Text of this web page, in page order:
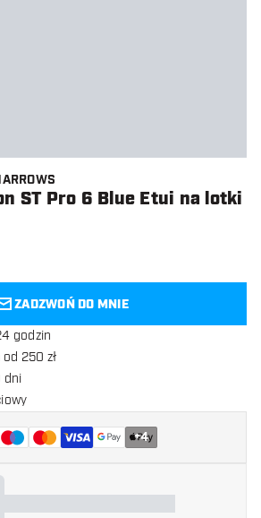
ST Pro 6 Blue Etui na lotki
ZADZWOŃ DO MNIE
godzin
250 zł
dni
+4